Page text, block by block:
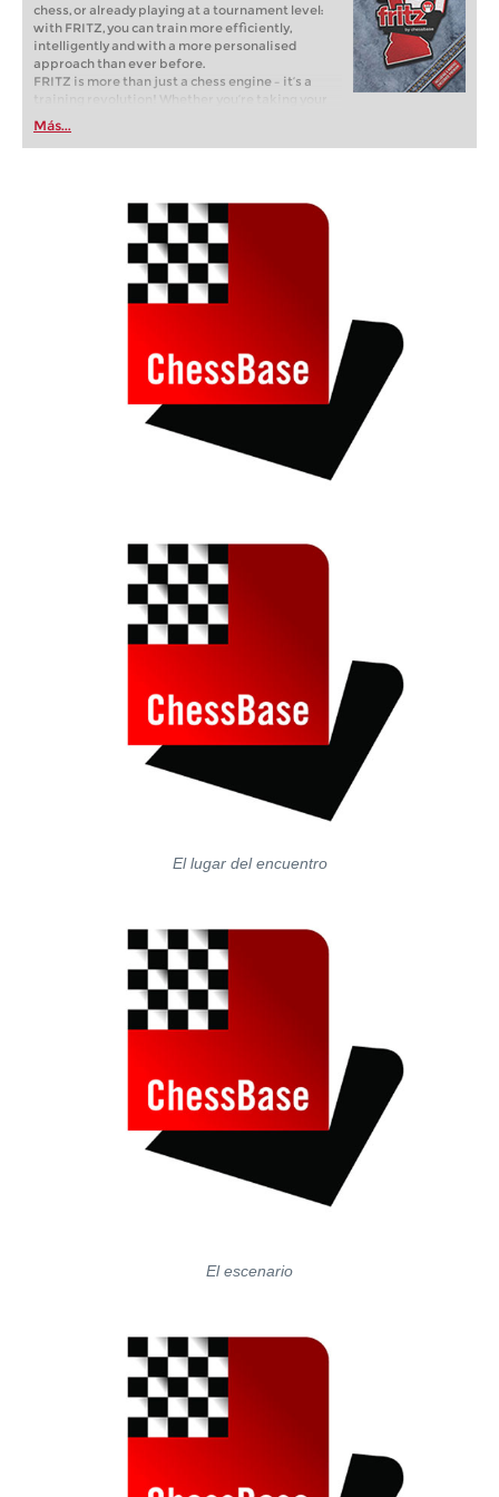
chess, or already playing at a tournament level:
with FRITZ, you can train more efficiently,
intelligently and with a more personalised
approach than ever before.
FRITZ is more than just a chess engine – it’s a
training revolution! Whether you’re taking your
first steps into the world of club chess, or already
playing at a tournament level: with FRITZ, you can
train more efficiently, intelligently and with a
Más...
El lugar del encuentro
El escenario